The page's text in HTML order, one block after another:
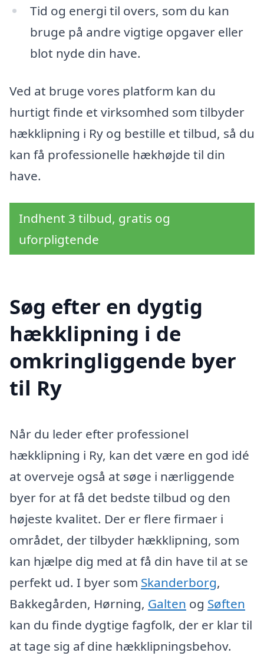
Tid og energi til overs, som du kan
bruge på andre vigtige opgaver eller
blot nyde din have.
Ved at bruge vores platform kan du
hurtigt finde et virksomhed som tilbyder
hækklipning i Ry og bestille et tilbud, så du
kan få professionelle hækhøjde til din
have.
Indhent 3 tilbud, gratis og
uforpligtende
Søg efter en dygtig
hækklipning i de
omkringliggende byer
til Ry
Når du leder efter professionel
hækklipning i Ry, kan det være en god idé
at overveje også at søge i nærliggende
byer for at få det bedste tilbud og den
højeste kvalitet. Der er flere firmaer i
området, der tilbyder hækklipning, som
kan hjælpe dig med at få din have til at se
perfekt ud. I byer som Skanderborg,
Bakkegården, Hørning, Galten og Søften
kan du finde dygtige fagfolk, der er klar til
at tage sig af dine hækklipningsbehov.